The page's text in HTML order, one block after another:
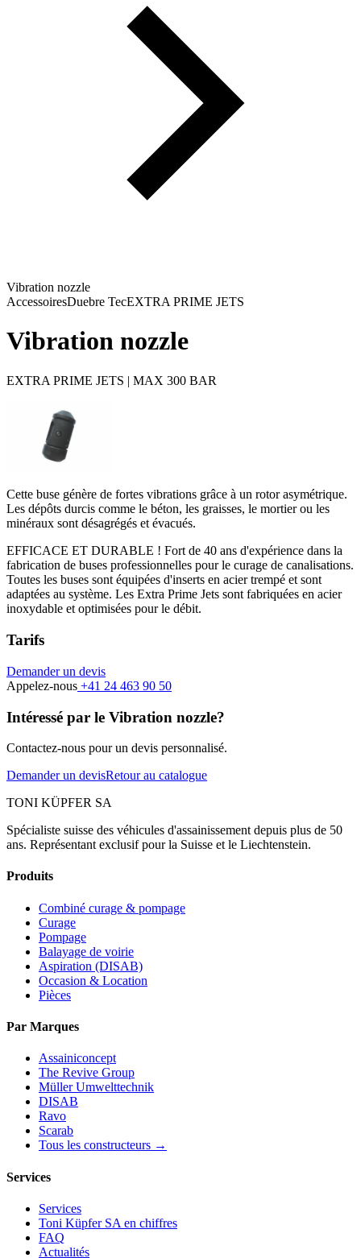
Vibration nozzle
AccessoiresDuebre TecEXTRA PRIME JETS
Vibration nozzle
EXTRA PRIME JETS | MAX 300 BAR
Cette buse génère de fortes vibrations grâce à un rotor asymétrique.
Les dépôts durcis comme le béton, les graisses, le mortier ou les
minéraux sont désagrégés et évacués.
EFFICACE ET DURABLE ! Fort de 40 ans d'expérience dans la
fabrication de buses professionnelles pour le curage de canalisations.
Toutes les buses sont équipées d'inserts en acier trempé et sont
adaptées au système. Les Extra Prime Jets sont fabriquées en acier
inoxydable et optimisées pour le débit.
Tarifs
Demander un devis
Appelez-nous +41 24 463 90 50
Intéressé par le Vibration nozzle?
Contactez-nous pour un devis personnalisé.
Demander un devisRetour au catalogue
TONI KÜPFER SA
Spécialiste suisse des véhicules d'assainissement depuis plus de 50
ans. Représentant exclusif pour la Suisse et le Liechtenstein.
Produits
Combiné curage & pompage
Curage
Pompage
Balayage de voirie
Aspiration (DISAB)
Occasion & Location
Pièces
Par Marques
Assainiconcept
The Revive Group
Müller Umwelttechnik
DISAB
Ravo
Scarab
Tous les constructeurs →
Services
Services
Toni Küpfer SA en chiffres
FAQ
Actualités